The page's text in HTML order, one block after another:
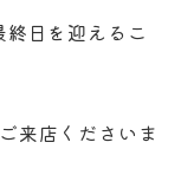
日を迎えるこ
来店くださいま